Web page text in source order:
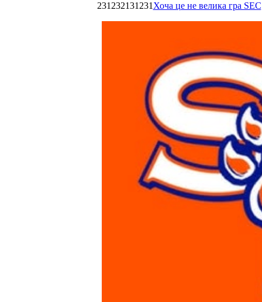
231232131231 Хоча це не велика гра